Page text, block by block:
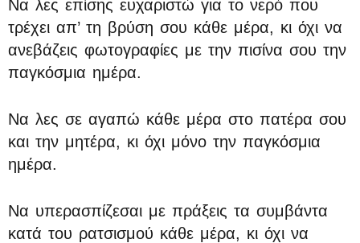
Να λες επίσης ευχαριστώ για το νερό που
τρέχει απ’ τη βρύση σου κάθε μέρα, κι όχι να
ανεβάζεις φωτογραφίες με την πισίνα σου την
παγκόσμια ημέρα.
Να λες σε αγαπώ κάθε μέρα στο πατέρα σου
και την μητέρα, κι όχι μόνο την παγκόσμια
ημέρα.
Να υπερασπίζεσαι με πράξεις τα συμβάντα
κατά του ρατσισμού κάθε μέρα, κι όχι να